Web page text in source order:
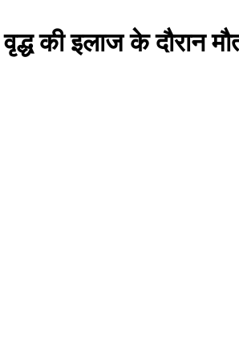
की इलाज के दौरान